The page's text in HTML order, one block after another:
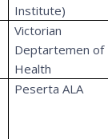
Institute)
Victorian
Deptartemen of
Health
Peserta ALA